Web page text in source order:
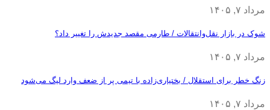
مرداد ۷, ۱۴۰۵
شوک در بازار نقل‌وانتقالات / طارمی مقصد جدیدش را تغییر داد؟
مرداد ۷, ۱۴۰۵
زنگ خطر برای استقلال / بختیاری‌زاده با تیمی پر از ضعف وارد لیگ می‌شود
مرداد ۷, ۱۴۰۵